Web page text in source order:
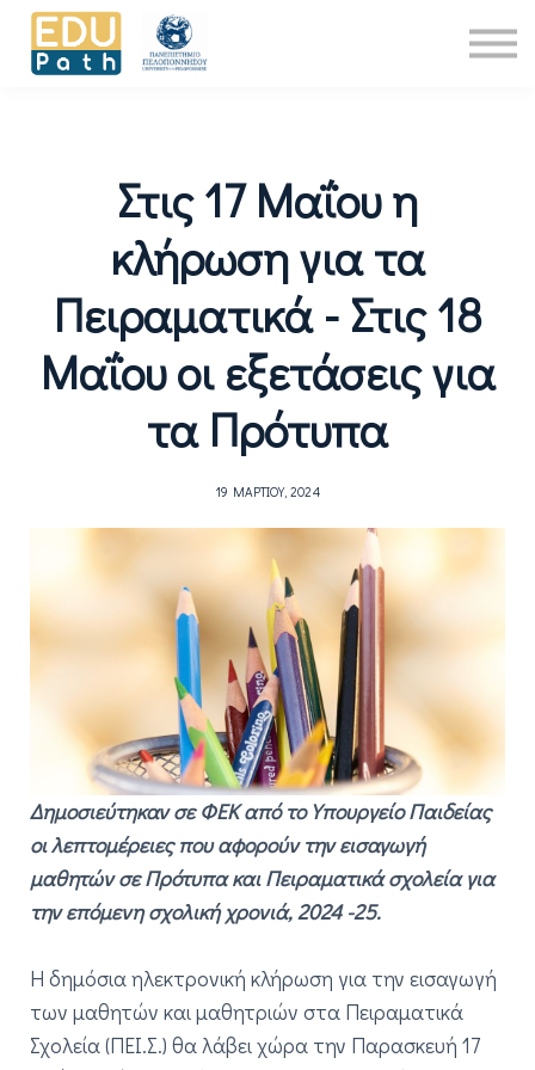
Είσοδος
Στις 17 Μαΐου η
κλήρωση για τα
Πειραματικά - Στις 18
Μαΐου οι εξετάσεις για
τα Πρότυπα
19 ΜΑΡΤΊΟΥ, 2024
Δημοσιεύτηκαν σε ΦΕΚ από το Υπουργείο Παιδείας
οι λεπτομέρειες που αφορούν την εισαγωγή
μαθητών σε Πρότυπα και Πειραματικά σχολεία για
την επόμενη σχολική χρονιά, 2024 -25.
Η δημόσια ηλεκτρονική κλήρωση για την εισαγωγή
των μαθητών και μαθητριών στα Πειραματικά
Σχολεία (ΠΕΙ.Σ.) θα λάβει χώρα την Παρασκευή 17